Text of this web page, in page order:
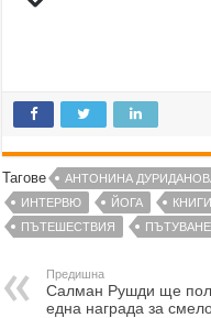
Тагове АНТОНИНА
ИНТЕРВЮ
ЙОГА КНИГИ
ПЪТЕШЕСТВИЯ
ПЪТУВАНЕ
Предишна
Салман Рушди ще
една награда за